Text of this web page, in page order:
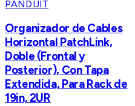
PANDUIT
Organizador de Cables
Horizontal PatchLink,
Doble (Frontal y
Posterior), Con Tapa
Extendida, Para Rack de
19in, 2UR